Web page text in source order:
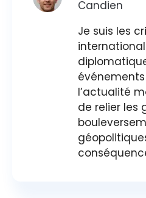
Candien
Je suis les
l’actualité
de relier les